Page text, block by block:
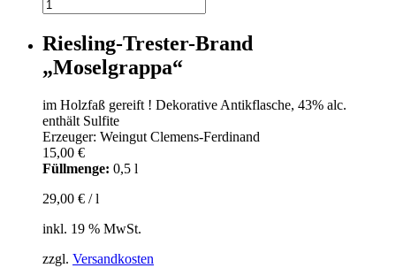
Weinbergspfirsichlikör
Menge
Riesling-Trester-Brand
„Moselgrappa“
im Holzfaß gereift ! Dekorative Antikflasche, 43% alc.
enthält Sulfite
Erzeuger: Weingut Clemens-Ferdinand
15,00 €
Füllmenge: 0,5 l
29,00 € /l
inkl. 19 % MwSt.
zzgl. Versandkosten